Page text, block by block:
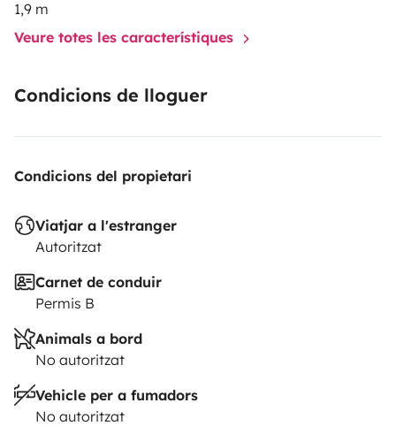
IMMEDIATE BOOKING Fast response guaranteed
1,9 m
Veure totes les característiques
Condicions de lloguer
Condicions del propietari
Viatjar a l'estranger
Autoritzat
Carnet de conduir
Permis B
Animals a bord
No autoritzat
Vehicle per a fumadors
No autoritzat